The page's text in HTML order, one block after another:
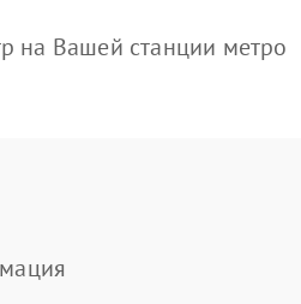
на Вашей станции метро